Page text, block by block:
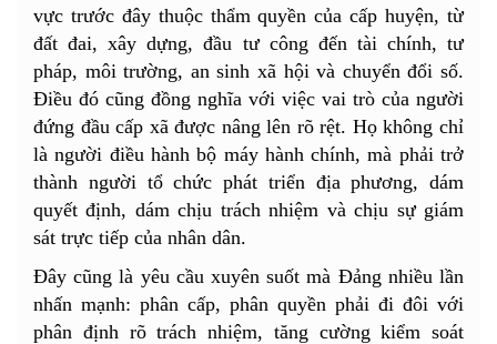
vực trước đây thuộc thẩm quyền của cấp huyện, từ
đất đai, xây dựng, đầu tư công đến tài chính, tư
pháp, môi trường, an sinh xã hội và chuyển đổi số.
Điều đó cũng đồng nghĩa với việc vai trò của người
đứng đầu cấp xã được nâng lên rõ rệt. Họ không chỉ
là người điều hành bộ máy hành chính, mà phải trở
thành người tổ chức phát triển địa phương, dám
quyết định, dám chịu trách nhiệm và chịu sự giám
sát trực tiếp của nhân dân.
Đây cũng là yêu cầu xuyên suốt mà Đảng nhiều lần
nhấn mạnh: phân cấp, phân quyền phải đi đôi với
phân định rõ trách nhiệm, tăng cường kiểm soát